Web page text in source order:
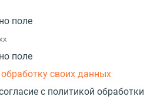
поле
поле
обработку своих данных
с политикой обработки